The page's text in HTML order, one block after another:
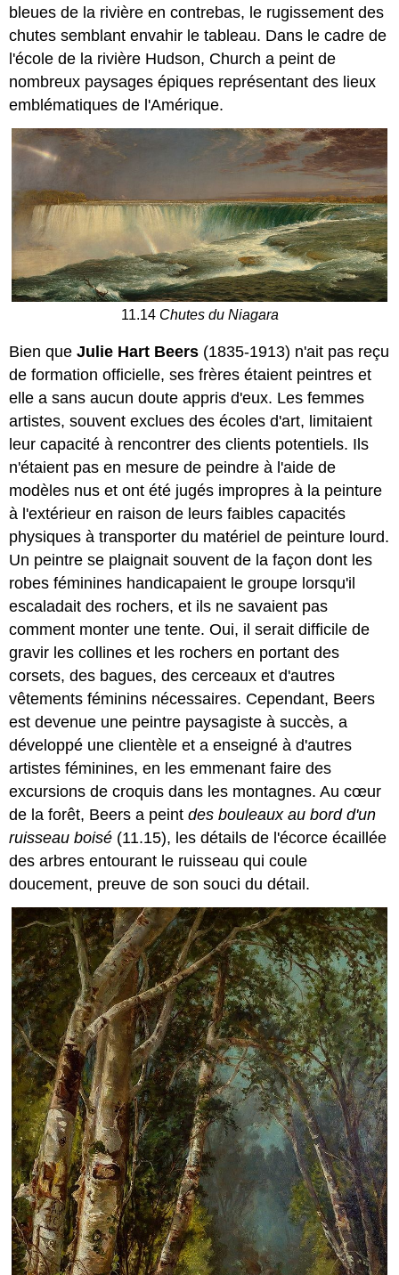
bleues de la rivière en contrebas, le rugissement des
chutes semblant envahir le tableau. Dans le cadre de
l'école de la rivière Hudson, Church a peint de
nombreux paysages épiques représentant des lieux
emblématiques de l'Amérique.
11.14 Chutes du Niagara
Bien queJulie Hart Beers (1835-1913) n'ait pas reçu
de formation officielle, ses frères étaient peintres et
elle a sans aucun doute appris d'eux. Les femmes
artistes, souvent exclues des écoles d'art, limitaient
leur capacité à rencontrer des clients potentiels. Ils
n'étaient pas en mesure de peindre à l'aide de
modèles nus et ont été jugés impropres à la peinture
à l'extérieur en raison de leurs faibles capacités
physiques à transporter du matériel de peinture lourd.
Un peintre se plaignait souvent de la façon dont les
robes féminines handicapaient le groupe lorsqu'il
escaladait des rochers, et ils ne savaient pas
comment monter une tente. Oui, il serait difficile de
gravir les collines et les rochers en portant des
corsets, des bagues, des cerceaux et d'autres
vêtements féminins nécessaires. Cependant, Beers
est devenue une peintre paysagiste à succès, a
développé une clientèle et a enseigné à d'autres
artistes féminines, en les emmenant faire des
excursions de croquis dans les montagnes. Au cœur
de la forêt, Beers a peintdes bouleaux au bord d'un
ruisseau boisé (11.15), les détails de l'écorce écaillée
des arbres entourant le ruisseau qui coule
doucement, preuve de son souci du détail.